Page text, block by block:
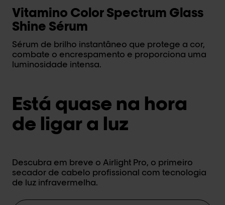
Vitamino Color Spectrum Glass
Shine Sérum
Sérum de brilho instantâneo que protege a cor,
combate o encrespamento e proporciona uma
luminosidade intensa.
Está quase na hora
de ligar a luz
Descubra em breve o Airlight Pro, o primeiro
secador de cabelo profissional com tecnologia
de luz infravermelha.